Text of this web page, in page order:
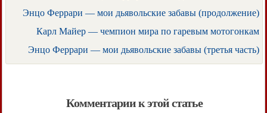
Энцо Феррари — мои дьявольские забавы (продолжение)
Карл Майер — чемпион мира по гаревым мотогонкам
Энцо Феррари — мои дьявольские забавы (третья часть)
Комментарии к этой статье